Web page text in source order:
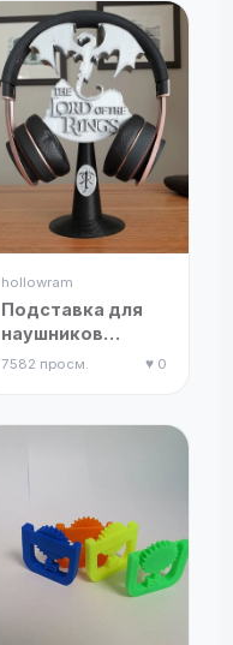
hollowram
Подставка для
наушников
"Властелин
7582 просм. ♥ 0